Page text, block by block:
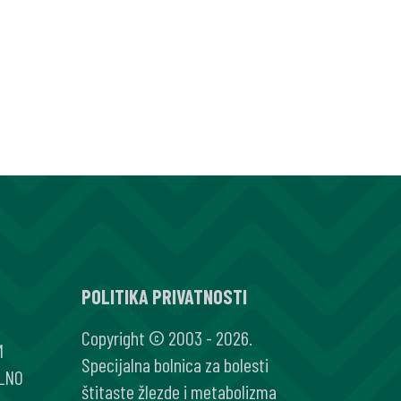
POLITIKA PRIVATNOSTI
Copyright © 2003 - 2026.
Specijalna bolnica za bolesti
štitaste žlezde i metabolizma